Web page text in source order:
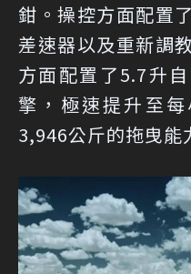
鉗。操控方面配置
差速器以及重新調
方面配置了5.7升
擎，極速提升至
3,946公斤的拖曳能